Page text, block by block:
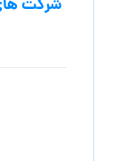
شرکت